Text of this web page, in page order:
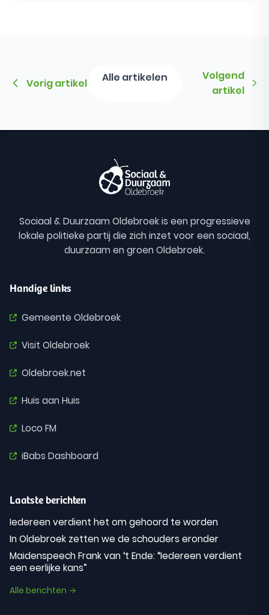
Vorig artikel Alle artikelen
Volgend
artikel
Sociaal & Duurzaam Oldebroek is een progressieve
lokale politieke partij die zich inzet voor een sociaal,
duurzaam en groen Oldebroek.
Handige links
Gemeente Oldebroek
Visit Oldebroek
Oldebroek.net
Huis aan Huis
Loco FM
iBabs Dashboard
Laatste berichten
Iedereen verdient het om gehoord te worden
In Oldebroek zetten we de schouders eronder
Maidenspeech Frank van ‘t Ende: “Iedereen verdient
een eerlijke kans”
Alle berichten →